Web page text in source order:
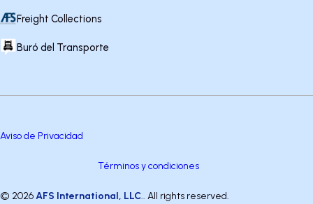
Freight Collections
Buró del Transporte
© 2026AFS International, LLC.. All rights reserved.
Términos y condiciones
Aviso de Privacidad